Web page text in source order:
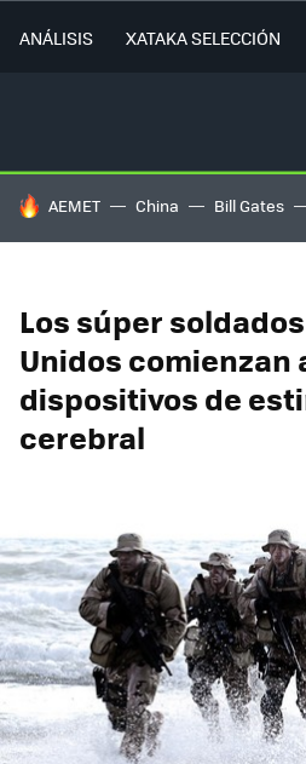
ANÁLISIS XATAKA SELECCIÓN
HOY SE HABLA DE
AEMET China Bill Gates
Los súper
Unidos comienzan
dispositivos de
cerebral